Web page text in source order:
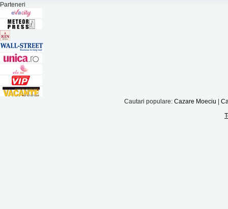
Parteneri
Cautari populare: Cazare Moeciu |